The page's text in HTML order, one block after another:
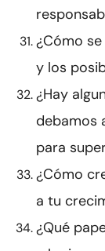
¿Cómo
y los
¿Hay
debamos
para
¿Cómo
a tu
¿Qué